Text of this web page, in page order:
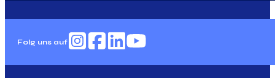
Folg uns auf